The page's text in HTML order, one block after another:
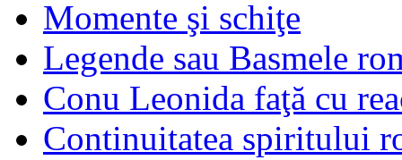
Momente şi schiţe
Legende sau Basmele
Conu Leonida faţă cu
Continuitatea spiritului